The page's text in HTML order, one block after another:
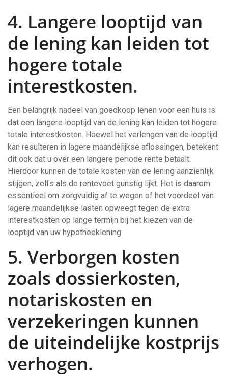
4. Langere looptijd van
de lening kan leiden tot
hogere totale
interestkosten.
Een belangrijk nadeel van goedkoop lenen voor een huis is
dat een langere looptijd van de lening kan leiden tot hogere
totale interestkosten. Hoewel het verlengen van de looptijd
kan resulteren in lagere maandelijkse aflossingen, betekent
dit ook dat u over een langere periode rente betaalt.
Hierdoor kunnen de totale kosten van de lening aanzienlijk
stijgen, zelfs als de rentevoet gunstig lijkt. Het is daarom
essentieel om zorgvuldig af te wegen of het voordeel van
lagere maandelijkse lasten opweegt tegen de extra
interestkosten op lange termijn bij het kiezen van de
looptijd van uw hypotheeklening.
5. Verborgen kosten
zoals dossierkosten,
notariskosten en
verzekeringen kunnen
de uiteindelijke kostprijs
verhogen.